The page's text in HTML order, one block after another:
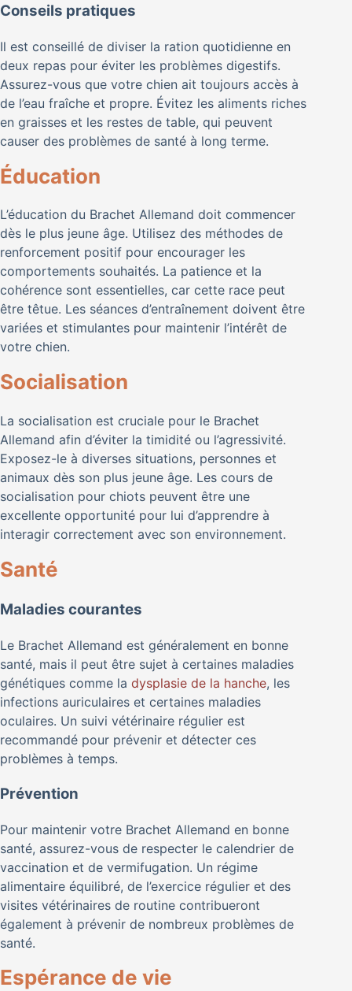
Conseils pratiques
Il est conseillé de diviser la ration quotidienne en
deux repas pour éviter les problèmes digestifs.
Assurez-vous que votre chien ait toujours accès à
de l’eau fraîche et propre. Évitez les aliments riches
en graisses et les restes de table, qui peuvent
causer des problèmes de santé à long terme.
Éducation
L’éducation du Brachet Allemand doit commencer
dès le plus jeune âge. Utilisez des méthodes de
renforcement positif pour encourager les
comportements souhaités. La patience et la
cohérence sont essentielles, car cette race peut
être têtue. Les séances d’entraînement doivent être
variées et stimulantes pour maintenir l’intérêt de
votre chien.
Socialisation
La socialisation est cruciale pour le Brachet
Allemand afin d’éviter la timidité ou l’agressivité.
Exposez-le à diverses situations, personnes et
animaux dès son plus jeune âge. Les cours de
socialisation pour chiots peuvent être une
excellente opportunité pour lui d’apprendre à
interagir correctement avec son environnement.
Santé
Maladies courantes
Le Brachet Allemand est généralement en bonne
santé, mais il peut être sujet à certaines maladies
génétiques comme la dysplasie de la hanche, les
infections auriculaires et certaines maladies
oculaires. Un suivi vétérinaire régulier est
recommandé pour prévenir et détecter ces
problèmes à temps.
Prévention
Pour maintenir votre Brachet Allemand en bonne
santé, assurez-vous de respecter le calendrier de
vaccination et de vermifugation. Un régime
alimentaire équilibré, de l’exercice régulier et des
visites vétérinaires de routine contribueront
également à prévenir de nombreux problèmes de
santé.
Espérance de vie